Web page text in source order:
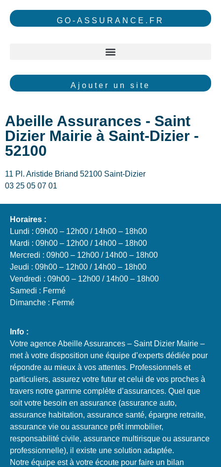
GO-ASSURANCE.FR
Ajouter un site
Abeille Assurances - Saint
Dizier Mairie à Saint-Dizier -
52100
11 Pl. Aristide Briand 52100 Saint-Dizier
03 25 05 07 01
Horaires :
Lundi : 09h00 – 12h00 / 14h00 – 18h00
Mardi : 09h00 – 12h00 / 14h00 – 18h00
Mercredi : 09h00 – 12h00 / 14h00 – 18h00
Jeudi : 09h00 – 12h00 / 14h00 – 18h00
Vendredi : 09h00 – 12h00 / 14h00 – 18h00
Samedi : Fermé
Dimanche : Fermé
Info :
Votre agence Abeille Assurances – Saint Dizier Mairie –
met à votre disposition une équipe d’experts dédiée pour
répondre au mieux à vos attentes. Professionnels et
particuliers, assurez votre futur et celui de vos proches à
travers notre gamme complète d’assurances. Quel que
soit votre besoin en assurance (assurance auto,
assurance habitation, assurance santé, épargne retraite,
assurance vie ou assurance prêt immobilier,
responsabilité civile, assurance multirisque ou assurance
professionnelle), il existe une solution adaptée.
Notre équipe est à votre écoute pour faire un bilan